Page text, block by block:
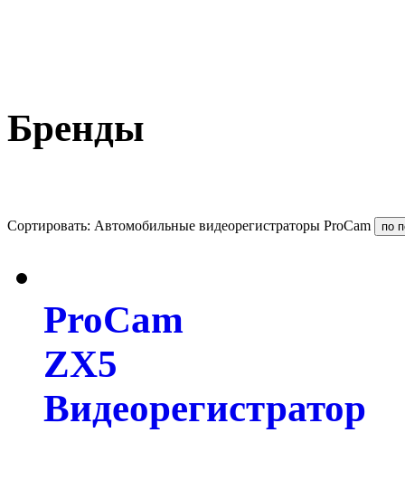
Бренды
Сортировать: Автомобильные видеорегистраторы ProCam
ProCam
ZX5
Видеорегистратор